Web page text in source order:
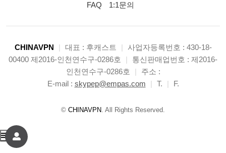
FAQ
1:1문의
CHINAVPN | 대표 : 후캐스트 |
사업자등록번호 : 430-18-
00400 제2016-인천연수구-0286호
|
통신판매업번호 : 제2016-
인천연수구-0286호
|
주소 :
E-mail : skypep@empas.com | T. | F.
© CHINAVPN. All Rights Reserved.